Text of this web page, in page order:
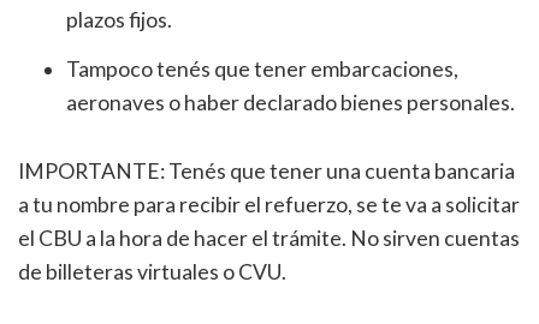
plazos fijos.
Tampoco tenés que tener embarcaciones,
aeronaves o haber declarado bienes personales.
IMPORTANTE: Tenés que tener una cuenta bancaria
a tu nombre para recibir el refuerzo, se te va a solicitar
el CBU a la hora de hacer el trámite. No sirven cuentas
de billeteras virtuales o CVU.